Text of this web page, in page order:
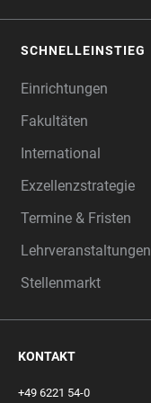
SCHNELLEINSTIEG
Einrichtungen
Fakultäten
International
Exzellenzstrategie
Termine & Fristen
Lehrveranstaltungen
Stellenmarkt
KONTAKT
+49 6221 54-0